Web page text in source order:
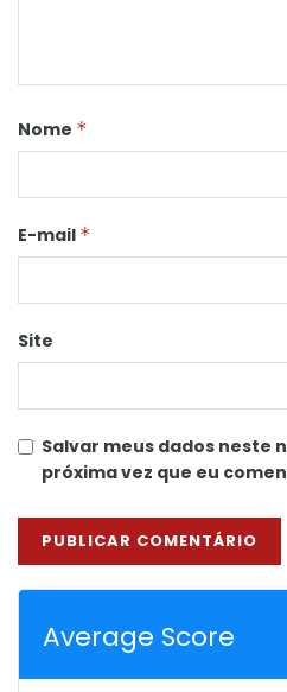
Nome *
E-mail *
Site
Salvar meus dados neste
próxima vez que eu
Average Score